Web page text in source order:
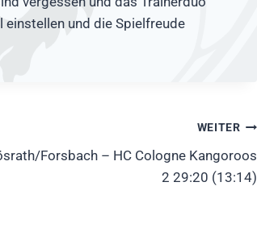
und die Spielfreude
WEITER
Forsbach – HC Cologne Kangoroos
2 29:20 (13:14)